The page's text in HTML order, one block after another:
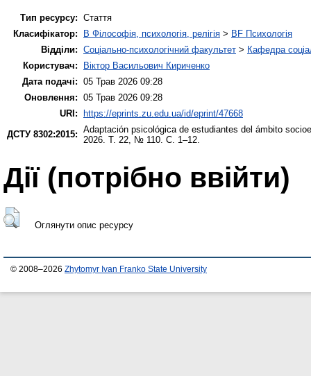
Тип ресурсу: Стаття
Класифікатор:
B Філософія, психологія, релігія > BF Психологія
Відділи: Соціально-психологічний факультет > Кафедра
Користувач:
Віктор Васильович Кириченко
Дата подачі: 05 Трав 2026 09:28
Оновлення: 05 Трав 2026 09:28
URI: https://eprints.zu.edu.ua/id/eprint/47668
ДСТУ 8302:2015: Adaptación psicológica de estudiantes del ámbito
2026. Т. 22, № 110. С. 1–12.
Дії ​​(потрібно ввійти)
Оглянути опис ресурсу
© 2008–2026 Zhytomyr Ivan Franko State University